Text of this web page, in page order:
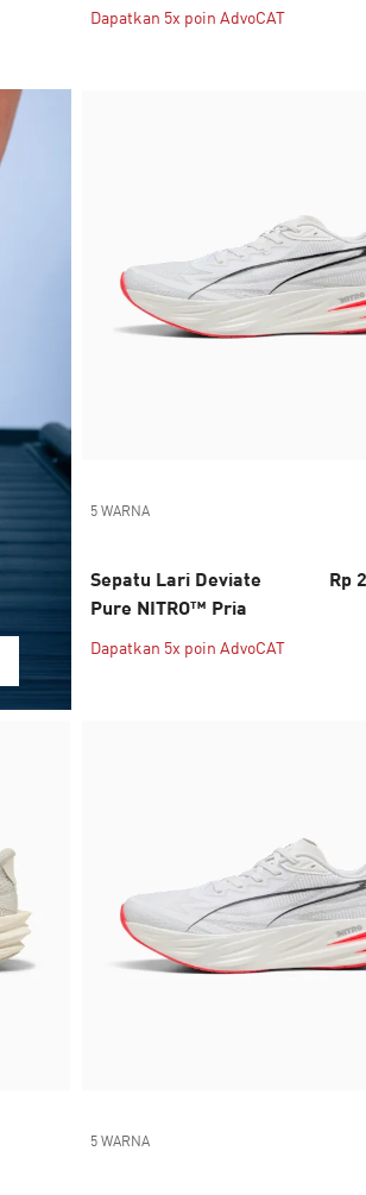
Dapatkan 5x poin AdvoCAT
5 WARNA
Sepatu Lari Deviate
Pure NITRO™ Pria
Rp
Dapatkan 5x poin AdvoCAT
5 WARNA